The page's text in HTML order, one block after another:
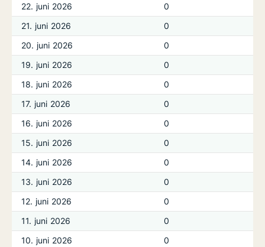
22. juni 2026
0
21. juni 2026
0
20. juni 2026
0
19. juni 2026
0
18. juni 2026
0
17. juni 2026
0
16. juni 2026
0
15. juni 2026
0
14. juni 2026
0
13. juni 2026
0
12. juni 2026
0
11. juni 2026
0
10. juni 2026
0